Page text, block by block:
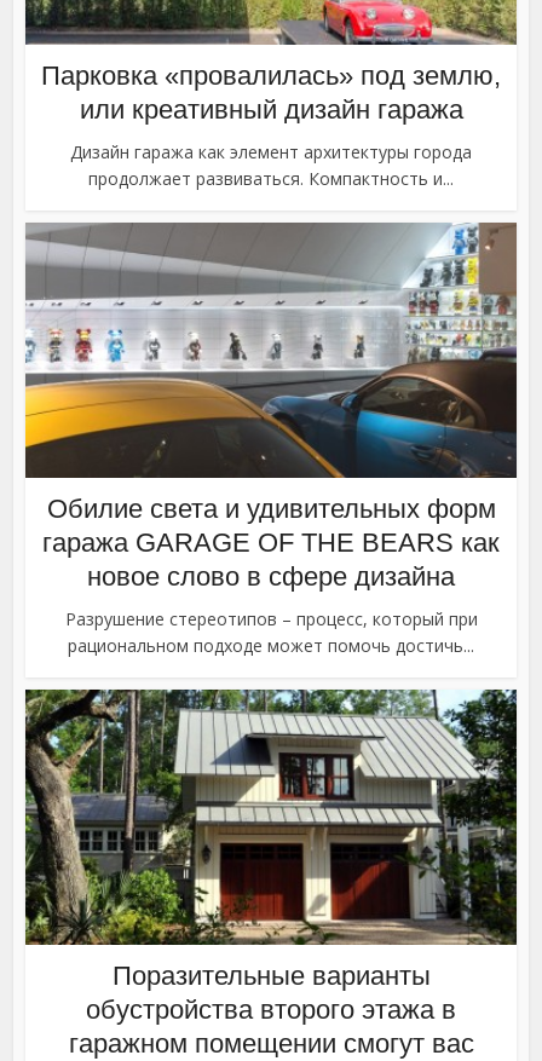
Парковка «провалилась» под землю,
или креативный дизайн гаража
Дизайн гаража как элемент архитектуры города
продолжает развиваться. Компактность и...
Обилие света и удивительных форм
гаража GARAGE OF THE BEARS как
новое слово в сфере дизайна
Разрушение стереотипов – процесс, который при
рациональном подходе может помочь достичь...
Поразительные варианты
обустройства второго этажа в
гаражном помещении смогут вас